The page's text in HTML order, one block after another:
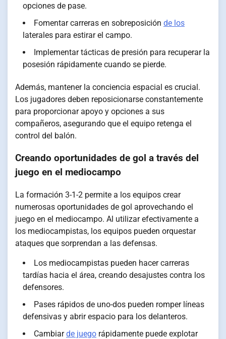
opciones de pase.
Fomentar carreras en sobreposición de los
laterales para estirar el campo.
Implementar tácticas de presión para recuperar la
posesión rápidamente cuando se pierde.
Además, mantener la conciencia espacial es crucial.
Los jugadores deben reposicionarse constantemente
para proporcionar apoyo y opciones a sus
compañeros, asegurando que el equipo retenga el
control del balón.
Creando oportunidades de gol a través del
juego en el mediocampo
La formación 3-1-2 permite a los equipos crear
numerosas oportunidades de gol aprovechando el
juego en el mediocampo. Al utilizar efectivamente a
los mediocampistas, los equipos pueden orquestar
ataques que sorprendan a las defensas.
Los mediocampistas pueden hacer carreras
tardías hacia el área, creando desajustes contra los
defensores.
Pases rápidos de uno-dos pueden romper líneas
defensivas y abrir espacio para los delanteros.
Cambiarde juego rápidamente puede explotar